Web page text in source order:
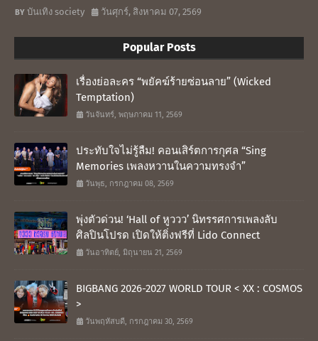
บันเทิง society วันศุกร์, สิงหาคม 07, 2569
Popular Posts
เรื่องย่อละคร “พยัคฆ์ร้ายซ่อนลาย” (Wicked
Temptation)
วันจันทร์, พฤษภาคม 11, 2569
ประทับใจไม่รู้ลืม! คอนเสิร์ตการกุศล “Sing
Memories เพลงหวานในความทรงจำ”
วันพุธ, กรกฎาคม 08, 2569
พุ่งตัวด่วน! ‘Hall of หูววว’ นิทรรศการเพลงลับ
ศิลปินโปรด เปิดให้ติ่งฟรีที่ Lido Connect
วันอาทิตย์, มิถุนายน 21, 2569
BIGBANG 2026-2027 WORLD TOUR < XX : COSMOS
>
วันพฤหัสบดี, กรกฎาคม 30, 2569